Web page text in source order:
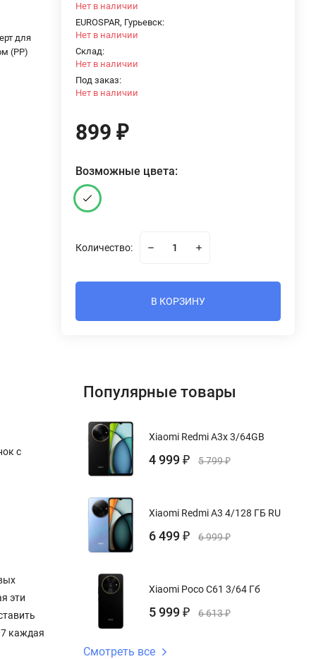
для
(PP)
Нет в наличии
EUROSPAR, Гурьевск:
Нет в наличии
Склад:
Нет в наличии
Под заказ:
Нет в наличии
899₽
Возможные цвета:
Количество:
В КОРЗИНУ
с
эти
каждая
Популярные товары
Xiaomi Redmi A3x 3/64GB
4 999 ₽ 5 799₽
Xiaomi Redmi A3 4/128 ГБ RU
6 499 ₽ 6 999₽
Xiaomi Poco C61 3/64 Гб
5 999 ₽ 6 613₽
Смотреть все